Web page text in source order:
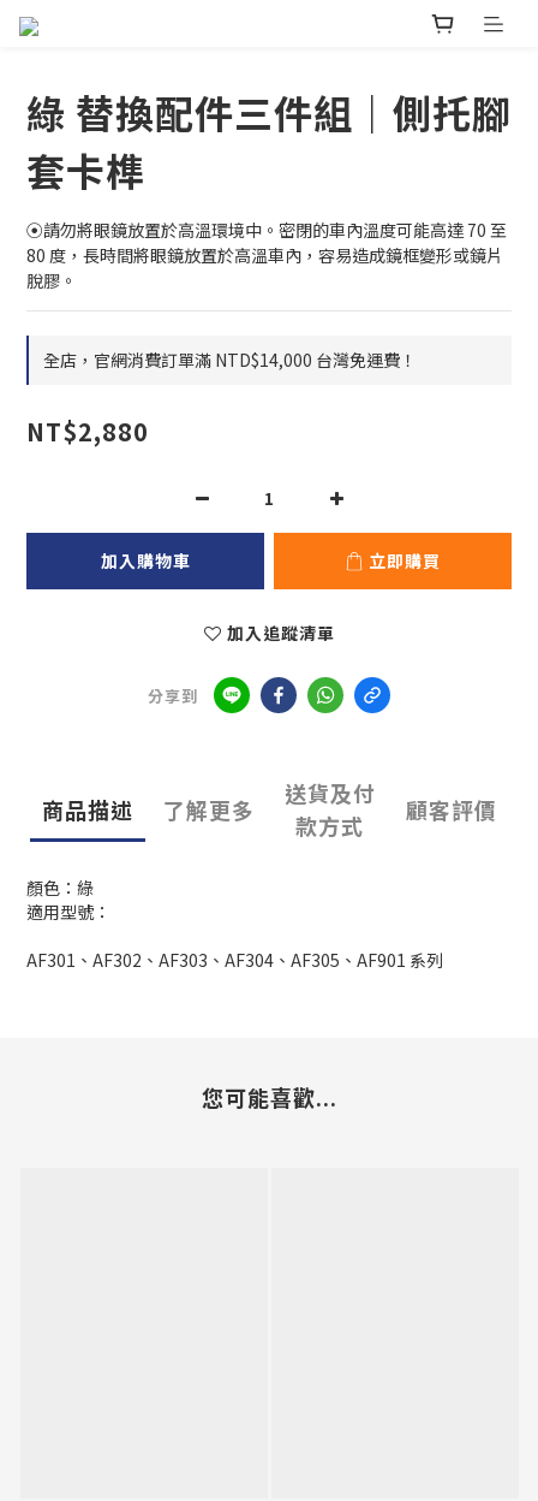
綠 替換配件三件組｜側托腳
套卡榫
⦿請勿將眼鏡放置於高溫環境中。密閉的車內溫度可能高達 70 至
80 度，長時間將眼鏡放置於高溫車內，容易造成鏡框變形或鏡片
脫膠。
全店，官網消費訂單滿 NTD$14,000 台灣免運費！
NT$2,880
加入購物車 立即購買
加入追蹤清單
分享到
商品描述 了解更多
送貨及付
款方式
顧客評價
顏色：綠
適用型號：
AF301、AF302、AF303、AF304、AF305、AF901 系列
您可能喜歡...